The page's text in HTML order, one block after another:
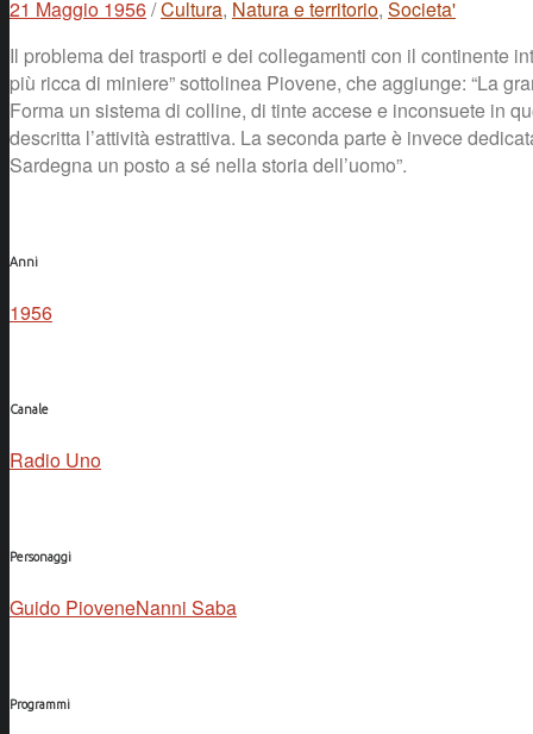
21 Maggio 1956/Cultura, Natura e territorio, Societa'
Il problema dei trasporti e dei collegamenti con il continente
più ricca di miniere” sottolinea Piovene, che aggiunge: “La
Forma un sistema di colline, di tinte accese e inconsuete in
descritta l’attività estrattiva. La seconda parte è invece
Sardegna un posto a sé nella storia dell’uomo”.
Anni
1956
Canale
Radio Uno
Personaggi
Guido PioveneNanni Saba
Programmi